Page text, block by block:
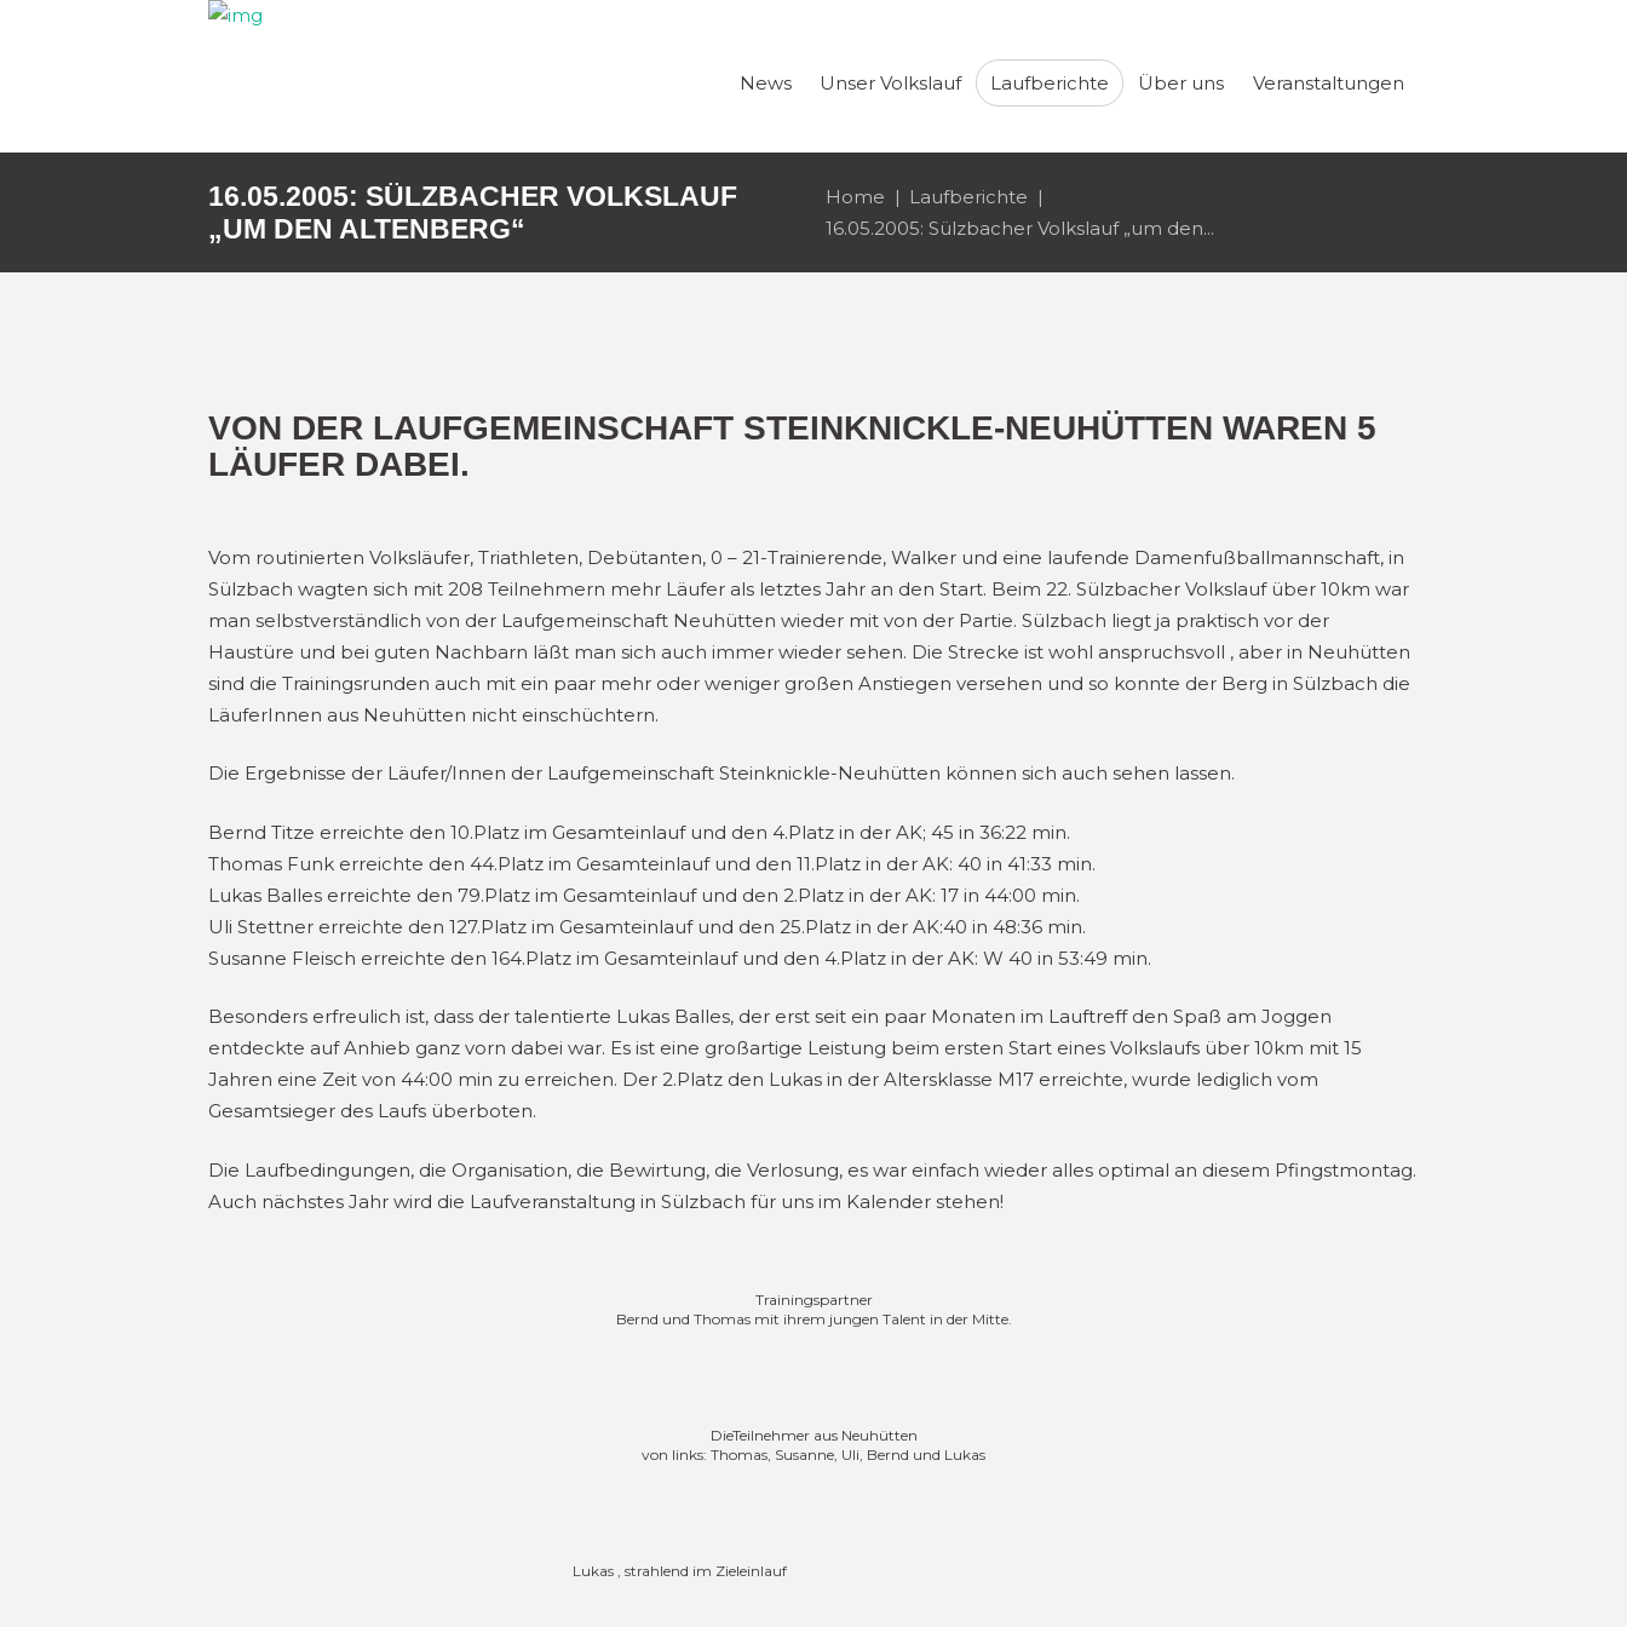
News Unser Volkslauf Laufberichte Über uns Veranstaltungen
16.05.2005: SÜLZBACHER VOLKSLAUF
„UM DEN ALTENBERG“
Home
Laufberichte
16.05.2005: Sülzbacher Volkslauf „um den...
VON DER LAUFGEMEINSCHAFT STEINKNICKLE-NEUHÜTTEN WAREN 5
LÄUFER DABEI.
Vom routinierten Volksläufer, Triathleten, Debütanten, 0 – 21-Trainierende, Walker und eine laufende Damenfußballmannschaft, in
Sülzbach wagten sich mit 208 Teilnehmern mehr Läufer als letztes Jahr an den Start. Beim 22. Sülzbacher Volkslauf über 10km war
man selbstverständlich von der Laufgemeinschaft Neuhütten wieder mit von der Partie. Sülzbach liegt ja praktisch vor der
Haustüre und bei guten Nachbarn läßt man sich auch immer wieder sehen. Die Strecke ist wohl anspruchsvoll , aber in Neuhütten
sind die Trainingsrunden auch mit ein paar mehr oder weniger großen Anstiegen versehen und so konnte der Berg in Sülzbach die
LäuferInnen aus Neuhütten nicht einschüchtern.
Die Ergebnisse der Läufer/Innen der Laufgemeinschaft Steinknickle-Neuhütten können sich auch sehen lassen.
Bernd Titze erreichte den 10.Platz im Gesamteinlauf und den 4.Platz in der AK; 45 in 36:22 min.
Thomas Funk erreichte den 44.Platz im Gesamteinlauf und den 11.Platz in der AK: 40 in 41:33 min.
Lukas Balles erreichte den 79.Platz im Gesamteinlauf und den 2.Platz in der AK: 17 in 44:00 min.
Uli Stettner erreichte den 127.Platz im Gesamteinlauf und den 25.Platz in der AK:40 in 48:36 min.
Susanne Fleisch erreichte den 164.Platz im Gesamteinlauf und den 4.Platz in der AK: W 40 in 53:49 min.
Besonders erfreulich ist, dass der talentierte Lukas Balles, der erst seit ein paar Monaten im Lauftreff den Spaß am Joggen
entdeckte auf Anhieb ganz vorn dabei war. Es ist eine großartige Leistung beim ersten Start eines Volkslaufs über 10km mit 15
Jahren eine Zeit von 44:00 min zu erreichen. Der 2.Platz den Lukas in der Altersklasse M17 erreichte, wurde lediglich vom
Gesamtsieger des Laufs überboten.
Die Laufbedingungen, die Organisation, die Bewirtung, die Verlosung, es war einfach wieder alles optimal an diesem Pfingstmontag.
Auch nächstes Jahr wird die Laufveranstaltung in Sülzbach für uns im Kalender stehen!
Trainingspartner
Bernd und Thomas mit ihrem jungen Talent in der Mitte.
DieTeilnehmer aus Neuhütten
von links: Thomas, Susanne, Uli, Bernd und Lukas
Lukas , strahlend im Zieleinlauf